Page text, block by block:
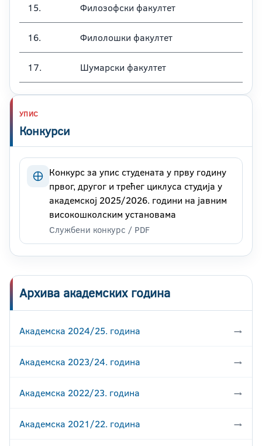
15. Филозофски факултет
16. Филолошки факултет
17. Шумарски факултет
УПИС
Конкурси
Конкурс за упис студената у прву годину
првог, другог и трећег циклуса студија у
академској 2025/2026. години на јавним
високошколским установама
Службени конкурс / PDF
Архива академских година
Академска 2024/25. година →
Академска 2023/24. година →
Академска 2022/23. година →
Академска 2021/22. година →